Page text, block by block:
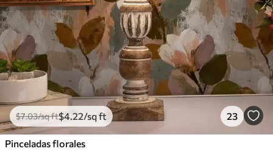
$7.03/sq ft$4.22/sq ft 23
Pinceladas florales